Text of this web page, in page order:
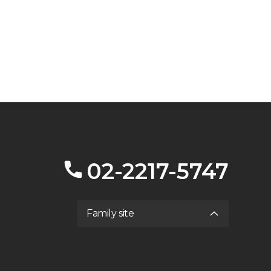
02-2217-5747
Family site